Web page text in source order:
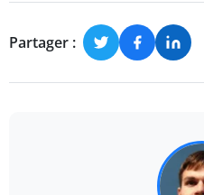
Partager :